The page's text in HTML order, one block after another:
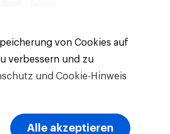
von Cookies auf
verbessern und zu
und Cookie-Hinweis
Alle akzeptieren